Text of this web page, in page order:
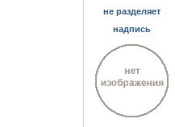
не разделяет
надпись